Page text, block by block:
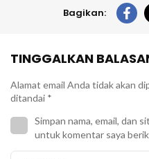
Bagikan:
TINGGALKAN
Alamat email Anda tidak akan
ditandai *
Simpan nama, email, dan
untuk komentar saya